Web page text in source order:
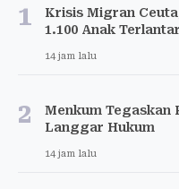
1
Krisis Migran
1.100 Anak Terlantar
14 jam lalu
2
Menkum Tegaskan
Langgar Hukum
14 jam lalu